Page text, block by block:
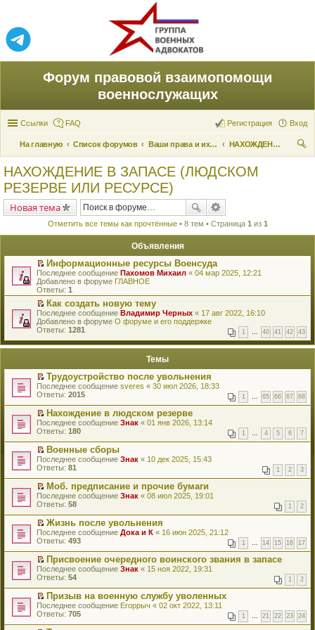
Форум правовой взаимопомощи
военнослужащих
Ссылки FAQ Вход
Регистрация
На главную Список форумов Ваши права и их реализация
НАХОЖДЕНИЕ В ЗАПАСЕ (ЛЮДСКОМ РЕЗЕРВЕ ИЛИ РЕСУРСЕ)
НАХОЖДЕНИЕ В ЗАПАСЕ (ЛЮДСКОМ
РЕЗЕРВЕ ИЛИ РЕСУРСЕ)
Новая тема
Отметить все темы как прочтённые• 8 тем • Страница 1 из 1
Объявления
П
е
р
е
й
т
и
к
е
о
м
у
н
е
п
р
о
и
т
а
н
н
о
м
у
с
о
о
б
е
н
и
ю
Информационные ресурсы Военсуда
Последнее сообщение Пахомов Михаил « 04 мар 2025, 12:21
Добавлено в форуме ГЛАВНОЕ
Ответы: 1
П
е
р
й
к
е
р
в
о
м
у
е
п
р
о
ч
и
т
а
н
н
о
м
с
о
о
б
щ
е
н
и
ю
Как создать новую тему
Последнее сообщение Владимир Черных « 17 авг 2022, 16:10
Добавлено в форуме О форуме и его поддержке
Ответы: 1281 1 … 40 41 42 43
Темы
П
е
е
й
т
и
к
п
е
р
в
о
м
у
е
п
р
о
ч
и
т
а
н
н
о
м
Трудоустройство после увольнения
Последнее сообщение sveres « 30 июл 2026, 18:33
Ответы: 2015 1 … 65 66 67 68
П
е
е
й
т
и
к
п
е
р
в
о
м
у
е
п
р
о
ч
и
т
а
н
Нахождение в людском резерве
Последнее сообщение Знак « 01 янв 2026, 13:14
Ответы: 180 1 … 4 5 6 7
П
е
е
й
т
и
к
п
е
р
в
о
м
у
е
п
р
о
ч
Военные сборы
Последнее сообщение Знак « 10 дек 2025, 15:43
Ответы: 81 1 2 3
П
е
е
й
т
и
к
п
е
р
в
о
м
у
Моб. предписание и прочие бумаги
Последнее сообщение Знак « 08 июл 2025, 19:01
Ответы: 58 1 2
П
е
е
й
т
и
к
п
е
р
в
Жизнь после увольнения
Последнее сообщение Дока и К « 16 июн 2025, 21:12
Ответы: 493 1 … 14 15 16 17
П
е
е
й
т
и
к
Присвоение очередного воинского звания в запасе
Последнее сообщение Знак « 15 ноя 2022, 19:31
Ответы: 54 1 2
П
е
Призыв на военную службу уволенных
Последнее сообщение Егоррыч « 02 окт 2022, 13:11
Ответы: 705 1 … 21 22 23 24